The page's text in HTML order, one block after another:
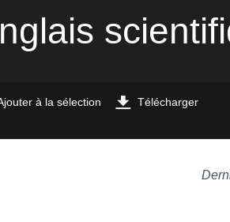
à la sélection Télécharger